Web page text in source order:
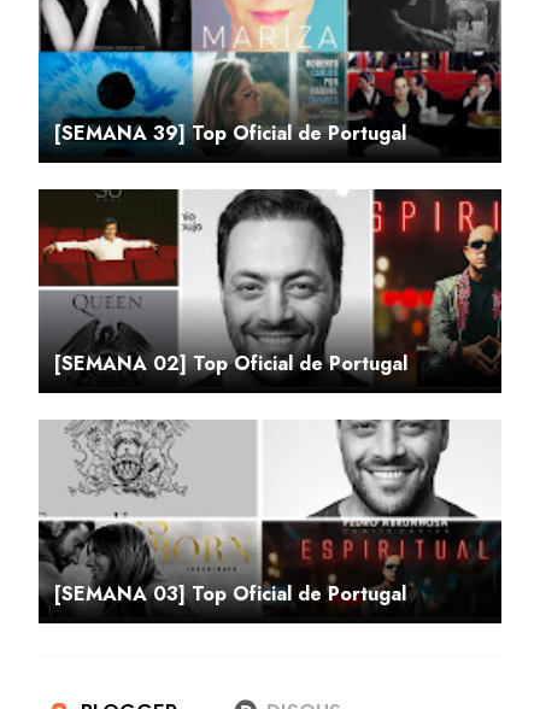
[SEMANA 39] Top Oficial de Portugal
[SEMANA 02] Top Oficial de Portugal
[SEMANA 03] Top Oficial de Portugal